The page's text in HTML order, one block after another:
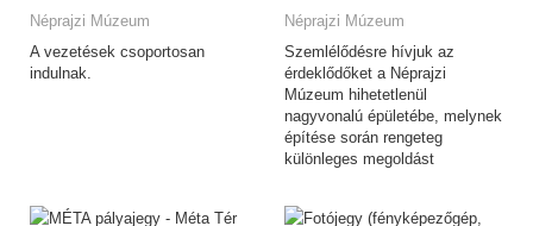
is.
Néprajzi Múzeum
A vezetések csoportosan
indulnak.
Néprajzi Múzeum
Szemlélődésre hívjuk az
érdeklődőket a Néprajzi
Múzeum hihetetlenül
nagyvonalú épületébe, melynek
építése során rengeteg
különleges megoldást